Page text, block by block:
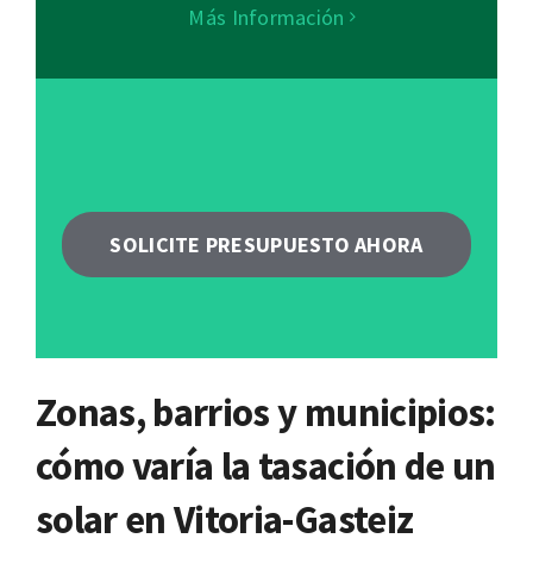
Más Información
SOLICITE PRESUPUESTO AHORA
Zonas, barrios y municipios:
cómo varía la tasación de un
solar en Vitoria-Gasteiz